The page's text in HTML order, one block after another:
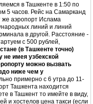
в Ташкенте в 1:50 по
5 часов. Рейс на Самарканд
же аэропорт Ислама
линий и линий
в другой. Расстояние -
с 500 рублей,
(в Ташкенте точно)
не имея узбекской
можно вызвать
ниже чем у
примерно с 6 утра до 11-
Ташкента находится
в Ташкент то имейте в виду,
и хостелов цена такси (если